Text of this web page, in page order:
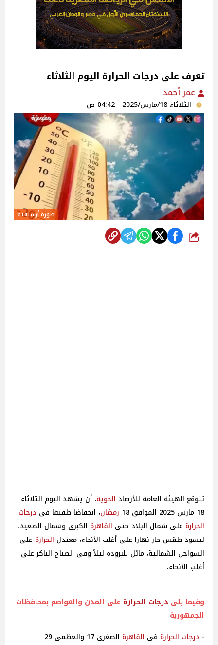
تعرف على درجات الحرارة اليوم الثلاثاء
عمر أحمد
الثلاثاء 18/مارس/2025 - 04:42 ص
صورة أرشيفية
شارك
تتوقع الهيئة العامة للأرصاد الجوية، أن يشهد اليوم الثلاثاء
18 مارس 2025 الموافق 18
رمضان، انخفاضا طفيفا فى درجات
الحرارة على شمال البلاد حتى القاهرة الكبرى وشمال الصعيد،
ليسود طقس حار نهارا على أغلب الأنحاء، معتدل الحرارة على
السواحل الشمالية، مائل للبرودة ليلاً وفى الصباح الباكر على
أغلب الأنحاء.
وفيما يلى درجات الحرارة على المدن والعواصم بمحافظات
الجمهورية
- درجات الحرارة فى القاهرة الصغرى 17 والعظمى 29